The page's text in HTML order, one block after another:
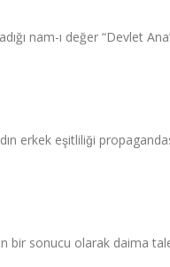
nam-ı değer “Devlet
erkek eşitliliği
bir sonucu olarak daima